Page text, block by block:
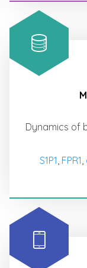
Dynamics of
S1P1, FPR1,